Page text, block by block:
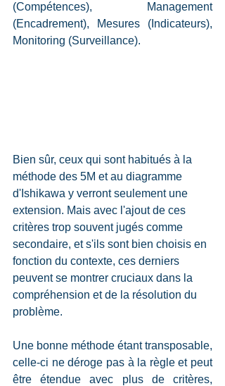
(Compétences), Management
(Encadrement), Mesures (Indicateurs),
Monitoring (Surveillance).
Bien sûr, ceux qui sont habitués à la
méthode des 5M et au diagramme
d'Ishikawa y verront seulement une
extension. Mais avec l'ajout de ces
critères trop souvent jugés comme
secondaire, et s'ils sont bien choisis en
fonction du contexte, ces derniers
peuvent se montrer cruciaux dans la
compréhension et de la résolution du
problème.
Une bonne méthode étant transposable,
celle-ci ne déroge pas à la règle et peut
être étendue avec plus de critères,